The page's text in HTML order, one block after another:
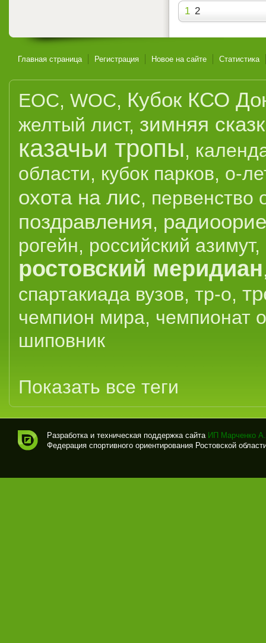
1 2
Главная страница Регистрация Новое на сайте Статистика
EOC, WOC, Кубок КСО
желтый лист, зимняя
казачьи тропы,
области, кубок парков, о-
охота на лис, первенство
поздравления,
рогейн, российский азимут,
ростовский меридиан
спартакиада вузов, тр-о,
чемпион мира, чемпионат
шиповник
Показать все теги
вно
Разработка и техническая поддержка сайта ИП Марченко
Федерация спортивного ориентирования Ростовской